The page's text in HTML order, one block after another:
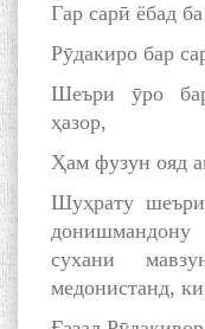
Гар сарӣ ёбад
Рӯдакиро бар
Шеъри ӯро
ҳазор,
Ҳам фузун ояд
Шуҳрату
сухани
медонистанд,